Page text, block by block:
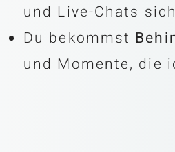
und Live-Chats
Du bekommst
und Momente, die